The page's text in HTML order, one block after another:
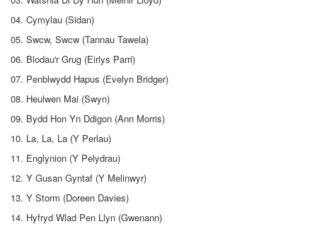
04. Cymylau (Sidan)
05. Swcw, Swcw (Tannau Tawela)
06. Blodau'r Grug (Eirlys Parri)
07. Penblwydd Hapus (Evelyn Bridger)
08. Heulwen Mai (Swyn)
09. Bydd Hon Yn Ddigon (Ann Morris)
10. La, La, La (Y Perlau)
11. Englynion (Y Pelydrau)
12. Y Gusan Gyntaf (Y Melinwyr)
13. Y Storm (Doreen Davies)
14. Hyfryd Wlad Pen Llyn (Gwenann)